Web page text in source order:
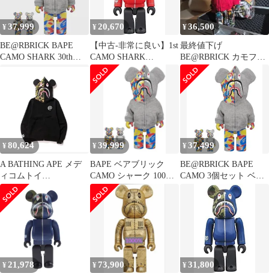
ャーク フィギュア
【208-260613-na-04-
tagh】
コムトイ ベアブリック
ベイプ レガシー カモ
シャーク 大名店
¥37,999
BE@RBRICK BAPE
CAMO SHARK 30th
¥20,670
【中古-非常に良い】1st
CAMO SHARK
BE@RBRICK 100％
RED
¥36,500
最終値下げ
BE@RBRICK カモフラ
ージュ シャーク ベイ
プ ※400%
¥ 80,624
A BATHING APE メデ
ィコムトイ
BE@RBRICK(ベアブリ
ック) フーデッドジッ
プアップ XXL
¥39,999
BAPE ベアブリック
CAMO シャーク 100%
& 400％ 3体セット
¥37,499
BE@RBRICK BAPE
CAMO 3個セット ベア
ブリック
¥ 21,978 ¥ 73,900 ¥31,800